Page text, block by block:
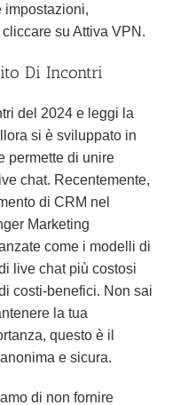
impostazioni,
su Attiva VPN.
Di Incontri
del 2024 e leggi la
si è sviluppato in
permette di unire
chat. Recentemente,
di CRM nel
Marketing
come i modelli di
live chat più costosi
costi-benefici. Non sai
la tua
questo è il
e sicura.
di non fornire